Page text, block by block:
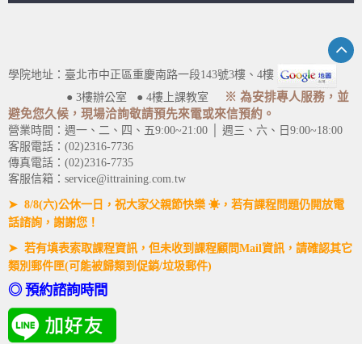
學院地址：臺北市中正區重慶南路一段143號3樓、4樓
● 3樓辦公室 ● 4樓上課教室
※ 為安排專人服務，並
避免您久候，現場洽詢敬請預先來電或來信預約。
營業時間：週一、二、四、五9:00~21:00 │ 週三、六、日9:00~18:00
客服電話：(02)2316-7736
傳真電話：(02)2316-7735
客服信箱：service@ittraining.com.tw
➤ 8/8(六)公休一日，祝大家父親節快樂 ☀，若有課程問題仍開放電
話諮詢，謝謝您！
➤ 若有填表索取課程資訊，但未收到課程顧問Mail資訊，請確認其它
類別郵件匣(可能被歸類到促銷/垃圾郵件)
◎ 預約諮詢時間